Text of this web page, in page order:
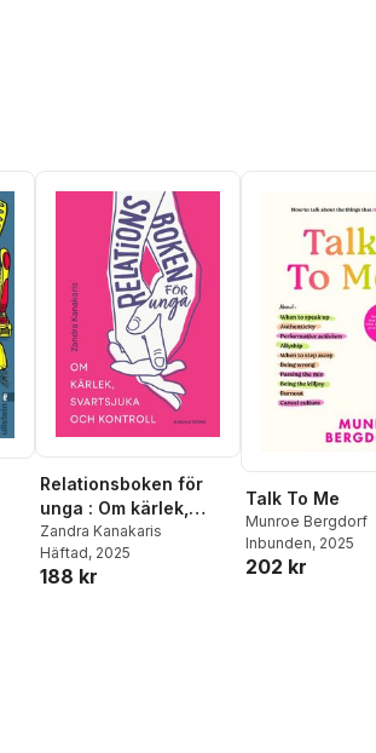
Relationsboken för
unga : Om kärlek,
svartsjuka och
kontroll
Zandra Kanakaris
Häftad, 2025
188 kr
Talk To Me
Munroe Bergdorf
Inbunden, 2025
202 kr